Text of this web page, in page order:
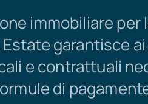
immobiliare per
Estate garantisce
e contrattuali
di